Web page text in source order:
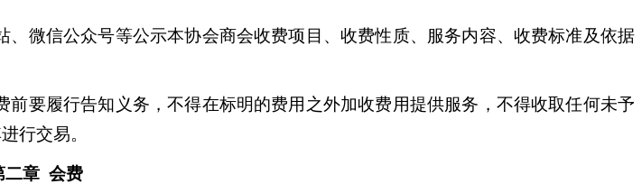
微信公众号等公示本协会商会收费项目、收费性质、服务内容、收费标准及依据
要履行告知义务，不得在标明的费用之外加收费用提供服务，不得收取任何未予
行交易。
二章 会费